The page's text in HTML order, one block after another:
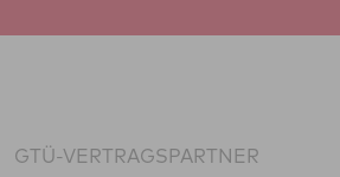
GTÜ-VERTRAGSPARTNER